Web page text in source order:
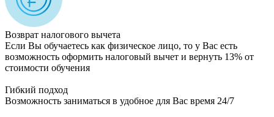
Возврат налогового вычета
Если Вы обучаетесь как физическое лицо, то у Вас есть
возможность оформить налоговый вычет и вернуть 13% от
стоимости обучения
Гибкий подход
Возможность заниматься в удобное для Вас время 24/7